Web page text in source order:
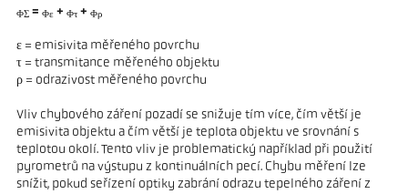
ΦΣ= Φε+ Φτ+ Φρ
ε = emisivita měřeného povrchu
τ = transmitance měřeného objektu
ρ = odrazivost měřeného povrchu
Vliv chybového záření pozadí se snižuje tím více, čím větší je
emisivita objektu a čím větší je teplota objektu ve srovnání s
teplotou okolí. Tento vliv je problematický například při použití
pyrometrů na výstupu z kontinuálních pecí. Chybu měření lze
snížit, pokud seřízení optiky zabrání odrazu tepelného záření z